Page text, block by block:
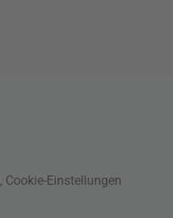
, Cookie-Einstellungen